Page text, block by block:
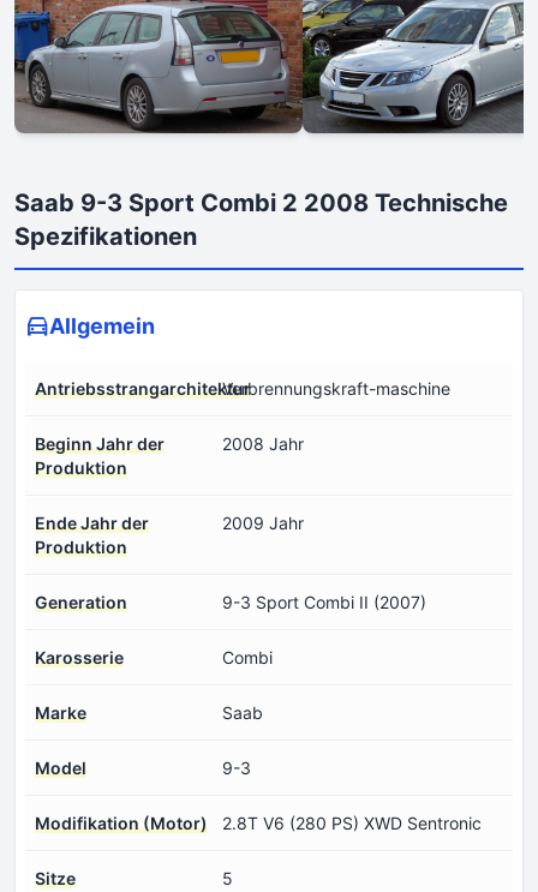
Saab 9-3 Sport Combi 2 2008 Technische
Spezifikationen
Allgemein
AntriebsstrangarchitekturVerbrennungskraft-maschine
Beginn Jahr der
Produktion
2008 Jahr
Ende Jahr der
Produktion
2009 Jahr
Generation 9-3 Sport Combi II (2007)
Karosserie Combi
Marke Saab
Model 9-3
Modifikation (Motor) 2.8T V6 (280 PS) XWD Sentronic
Sitze 5